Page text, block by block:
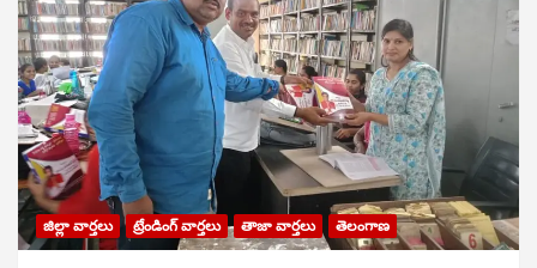
జిల్లా వార్తలు ట్రేండింగ్ వార్తలు తాజా వార్తలు తెలంగాణ